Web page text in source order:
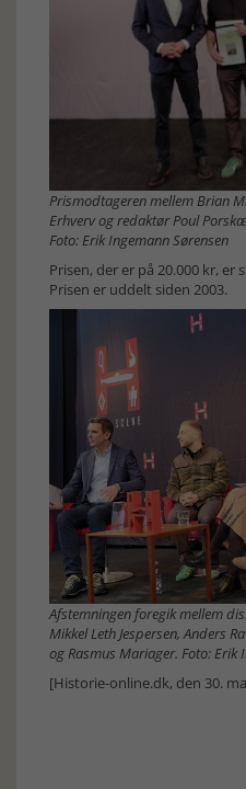
Prismodtageren mellem Brian
Erhverv og redaktør Poul
Foto: Erik Ingemann Sørensen
Prisen, der er på 20.000 kr,
Prisen er uddelt siden 2003.
Afstemningen foregik mellem
Mikkel Leth Jespersen, Anders
og Rasmus Mariager. Foto: Erik
[Historie-online.dk, den 30.